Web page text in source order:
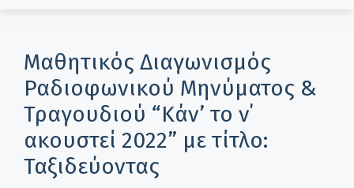
Μαθητικός Διαγωνισμός
Ραδιοφωνικού Μηνύματος &
Τραγουδιού “Κάν’ το ν΄
ακουστεί 2022” με τίτλο:
Ταξιδεύοντας